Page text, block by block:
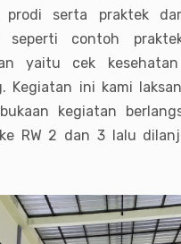
prodi serta praktek
seperti contoh
yaitu cek
Kegiatan ini kami
kegiatan
RW 2 dan 3 lalu